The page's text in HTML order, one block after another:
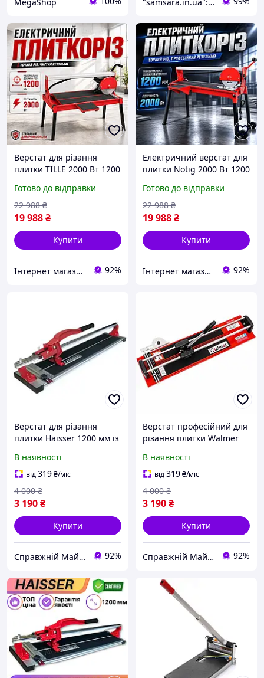
Верстат для різання
плитки TILLE 2000 Вт 1200
для обробки мармуру
плиткоріз електричний з
кутом нахилу
Готово до відправки
19 988₴
22 988 ₴
Купити
Інтернет магазин ➤ Титан 92%
Електричний верстат для
плитки Notig 2000 Вт 1200
плиткоріз для різання
мармуру плиткоріз
стаціонарний
Готово до відправки
19 988₴
22 988 ₴
Купити
Інтернет магазин ➤ Титан 92%
Верстат для різання
плитки Haisser 1200 мм із
системою та лінійкою
товщина різу до 12 мм
В наявності
від319₴/міс
3 190₴
4 000 ₴
Купити
Справжній Майстер 92%
Верстат професійний для
різання плитки Walmer
оздоблювальних робіт
товщина різа до 12 мм
В наявності
від319₴/міс
3 190₴
4 000 ₴
Купити
Справжній Майстер 92%